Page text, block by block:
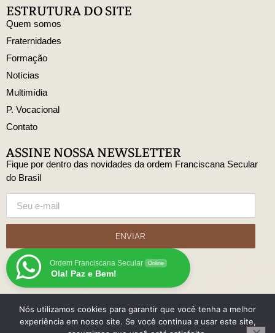
ESTRUTURA DO SITE
Quem somos
Fraternidades
Formação
Notícias
Multimídia
P. Vocacional
Contato
ASSINE NOSSA NEWSLETTER
Fique por dentro das novidades da ordem Franciscana Secular
do Brasil
ENVIAR
Ordem Franciscana Secular Online
Ola! Paz e Bem!
© Copyright Ordem Franciscana Secular do Brasil
Nós utilizamos cookies para garantir que você tenha a melhor
experiência em nosso site. Se você continua a usar este site,